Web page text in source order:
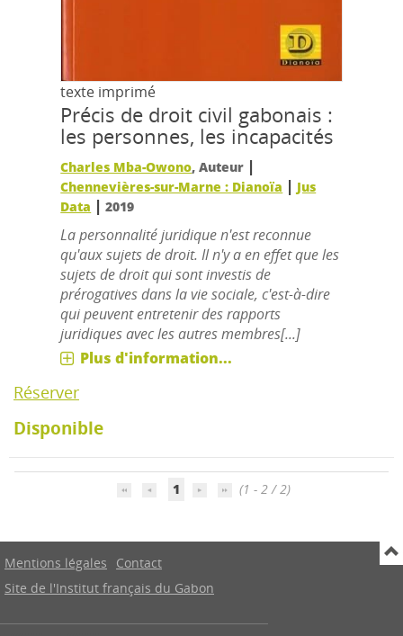
texte imprimé
Précis de droit civil gabonais :
les personnes, les incapacités
Charles Mba-Owono, Auteur |
Chennevières-sur-Marne : Dianoïa | Jus
Data |2019
La personnalité juridique n'est reconnue
qu'aux sujets de droit. Il n'y a en effet que les
sujets de droit qui sont investis de
prérogatives dans la vie sociale, c'est-à-dire
qui peuvent entretenir des rapports
juridiques avec les autres membres[...]
Plus d'information...
Réserver
Disponible
1 (1 - 2 / 2)
Mentions légales
Contact
Site de l'Institut français du Gabon